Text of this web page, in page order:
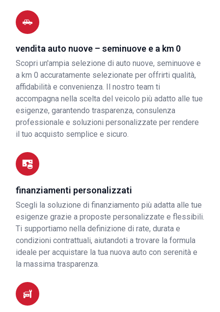
vendita auto nuove – seminuove e a km 0
Scopri un'ampia selezione di auto nuove, seminuove e
a km 0 accuratamente selezionate per offrirti qualità,
affidabilità e convenienza. Il nostro team ti
accompagna nella scelta del veicolo più adatto alle tue
esigenze, garantendo trasparenza, consulenza
professionale e soluzioni personalizzate per rendere
il tuo acquisto semplice e sicuro.
finanziamenti personalizzati
Scegli la soluzione di finanziamento più adatta alle tue
esigenze grazie a proposte personalizzate e flessibili.
Ti supportiamo nella definizione di rate, durata e
condizioni contrattuali, aiutandoti a trovare la formula
ideale per acquistare la tua nuova auto con serenità e
la massima trasparenza.